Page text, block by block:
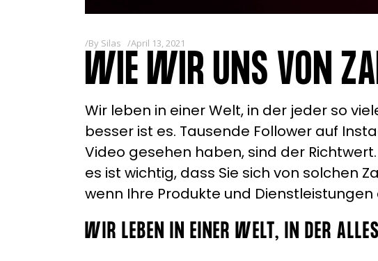
By Silas April 13, 2021
WIE WIR UNS VON
Wir leben in einer Welt, in der jeder so
besser ist es. Tausende Follower auf
Video gesehen haben, sind der
es ist wichtig, dass Sie sich von solchen
wenn Ihre Produkte und
WIR LEBEN IN EINER WELT, IN DER